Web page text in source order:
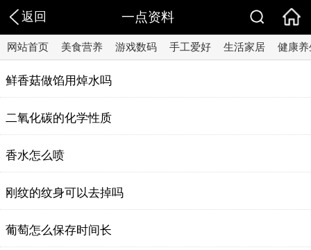
返回 一点资料
网站首页 美食营养 游戏数码 手工爱好 生活家居 健康养
鲜香菇做馅用焯水吗
二氧化碳的化学性质
香水怎么喷
刚纹的纹身可以去掉吗
葡萄怎么保存时间长